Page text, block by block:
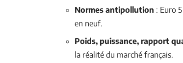
Normes antipollution : Euro
en neuf.
Poids, puissance, rapport
la réalité du marché français.